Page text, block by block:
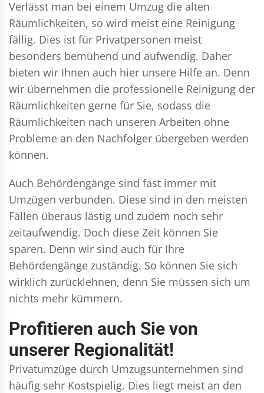
Verlässt man bei einem Umzug die alten
Räumlichkeiten, so wird meist eine Reinigung
fällig. Dies ist für Privatpersonen meist
besonders bemühend und aufwendig. Daher
bieten wir Ihnen auch hier unsere Hilfe an. Denn
wir übernehmen die professionelle Reinigung der
Räumlichkeiten gerne für Sie, sodass die
Räumlichkeiten nach unseren Arbeiten ohne
Probleme an den Nachfolger übergeben werden
können.
Auch Behördengänge sind fast immer mit
Umzügen verbunden. Diese sind in den meisten
Fällen überaus lästig und zudem noch sehr
zeitaufwendig. Doch diese Zeit können Sie
sparen. Denn wir sind auch für Ihre
Behördengänge zuständig. So können Sie sich
wirklich zurücklehnen, denn Sie müssen sich um
nichts mehr kümmern.
Profitieren auch Sie von
unserer Regionalität!
Privatumzüge durch Umzugsunternehmen sind
häufig sehr Kostspielig. Dies liegt meist an den